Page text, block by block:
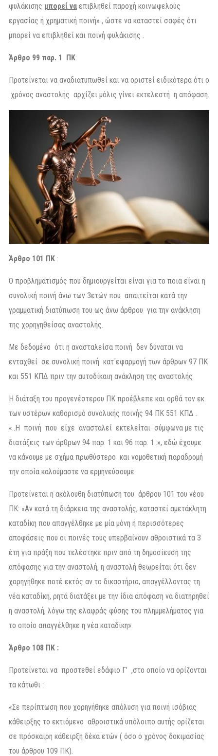
φυλάκισης μπορεί να επιβληθεί παροχή κοινωφελούς
εργασίας ή χρηματική ποινή» , ώστε να καταστεί σαφές ότι
μπορεί να επιβληθεί και ποινή φυλάκισης .
Άρθρο 99 παρ. 1 ΠΚ:
Προτείνεται να αναδιατυπωθεί και να οριστεί ειδικότερα ότι ο
χρόνος αναστολής αρχίζει μόλις γίνει εκτελεστή η απόφαση.
Άρθρο 101 ΠΚ :
Ο προβληματισμός που δημιουργείται είναι για το ποια είναι η
συνολική ποινή άνω των 3ετών που απαιτείται κατά την
γραμματική διατύπωση του ως άνω άρθρου για την ανάκληση
της χορηγηθείσας αναστολής.
Με δεδομένο ότι η ανασταλείσα ποινή δεν δύναται να
ενταχθεί σε συνολική ποινή κατ΄εφαρμογή των άρθρων 97 ΠΚ
και 551 ΚΠΔ πριν την αυτοδίκαιη ανάκληση της αναστολής
Η διάταξη του προγενέστερου ΠΚ προέβλεπε και ορθά τον εκ
των υστέρων καθορισμό συνολικής ποινής 94 ΠΚ 551 ΚΠΔ .
«..Η ποινή που είχε ανασταλεί εκτελείται σύμφωνα με τις
διατάξεις των άρθρων 94 παρ. 1 και 96 παρ. 1..», εδώ έχουμε
να κάνουμε με σχήμα πρωθύστερο και νομοθετική παραδρομή
την οποία καλούμαστε να ερμηνεύσουμε.
Προτείνεται η ακόλουθη διατύπωση του άρθρου 101 του νέου
ΠΚ: «Αν κατά τη διάρκεια της αναστολής, καταστεί αμετάκλητη
καταδίκη που απαγγέλθηκε με μία μόνη ή περισσότερες
αποφάσεις που οι ποινές τους υπερβαίνουν αθροιστικά τα 3
έτη για πράξη που τελέστηκε πριν από τη δημοσίευση της
απόφασης για την αναστολή, η αναστολή θεωρείται ότι δεν
χορηγήθηκε ποτέ εκτός αν το δικαστήριο, απαγγέλλοντας τη
νέα καταδίκη, ρητά διατάξει με την ίδια απόφαση να διατηρηθεί
η αναστολή, λόγω της ελαφράς φύσης του πλημμελήματος για
το οποίο απαγγέλθηκε η νέα καταδίκη».
Άρθρο 108 ΠΚ :
Προτείνεται να προστεθεί εδάφιο Γ’ ,στο οποίο να ορίζονται
τα κάτωθι :
«Σε περίπτωση που χορηγήθηκε απόλυση για ποινή ισόβιας
κάθειρξης το εκτιόμενο αθροιστικά υπόλοιπο αυτής ορίζεται
σε πρόσκαιρη κάθειρξη δέκα ετών ( όσο ο χρόνος δοκιμασίας
του άρθρου 109 ΠΚ).